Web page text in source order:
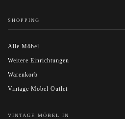
SHOPPING
Alle Möbel
Weitere Einrichtungen
Warenkorb
Vintage Möbel Outlet
VINTAGE MÖBEL IN